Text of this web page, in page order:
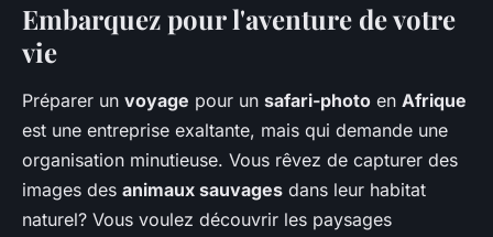
Comment organiser un
camping pour une expédition
de safari-photo en Afrique?
9 juin 2024 6 min de lecture
Embarquez pour l'aventure de votre
vie
Préparer un voyage pour un safari-photo en Afrique
est une entreprise exaltante, mais qui demande une
organisation minutieuse. Vous rêvez de capturer des
images des animaux sauvages dans leur habitat
naturel? Vous voulez découvrir les paysages